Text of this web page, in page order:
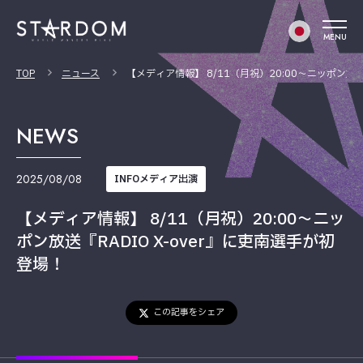
MENU
TOP ニュース 【メディア情報】 8/11（月祝）20:00〜ニッポン放
NEWS
2025/08/08 INFOメディア出演
【メディア情報】 8/11（月祝）20:00〜ニッ
ポン放送『RADIO X-over』に吏南選手が初
登場！
この記事をシェア